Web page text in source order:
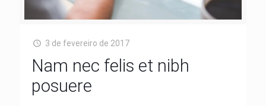
3 de fevereiro de 2017
Nam nec felis et nibh
posuere